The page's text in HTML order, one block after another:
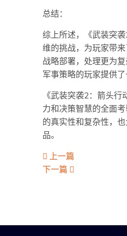
总结：
综上所述，《武装突
维的挑战，为玩家带
战略部署，处理更为
军事策略的玩家提供
《武装突袭2：箭头
力和决策智慧的全面
的真实性和复杂性，
品。
上一篇
下一篇